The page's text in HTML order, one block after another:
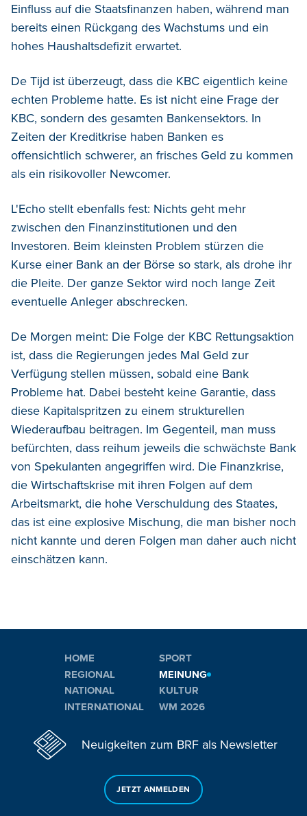
Einfluss auf die Staatsfinanzen haben, während man
bereits einen Rückgang des Wachstums und ein
hohes Haushaltsdefizit erwartet.
De Tijd ist überzeugt, dass die KBC eigentlich keine
echten Probleme hatte. Es ist nicht eine Frage der
KBC, sondern des gesamten Bankensektors. In
Zeiten der Kreditkrise haben Banken es
offensichtlich schwerer, an frisches Geld zu kommen
als ein risikovoller Newcomer.
L'Echo stellt ebenfalls fest: Nichts geht mehr
zwischen den Finanzinstitutionen und den
Investoren. Beim kleinsten Problem stürzen die
Kurse einer Bank an der Börse so stark, als drohe ihr
die Pleite. Der ganze Sektor wird noch lange Zeit
eventuelle Anleger abschrecken.
De Morgen meint: Die Folge der KBC Rettungsaktion
ist, dass die Regierungen jedes Mal Geld zur
Verfügung stellen müssen, sobald eine Bank
Probleme hat. Dabei besteht keine Garantie, dass
diese Kapitalspritzen zu einem strukturellen
Wiederaufbau beitragen. Im Gegenteil, man muss
befürchten, dass reihum jeweils die schwächste Bank
von Spekulanten angegriffen wird. Die Finanzkrise,
die Wirtschaftskrise mit ihren Folgen auf dem
Arbeitsmarkt, die hohe Verschuldung des Staates,
das ist eine explosive Mischung, die man bisher noch
nicht kannte und deren Folgen man daher auch nicht
einschätzen kann.
HOME
REGIONAL
NATIONAL
INTERNATIONAL
SPORT
MEINUNG
KULTUR
WM 2026
Neuigkeiten zum BRF als Newsletter
JETZT ANMELDEN